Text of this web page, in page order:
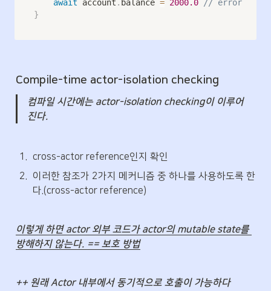
await account . balance = 2000.0 // error
}
Compile-time actor-isolation checking
컴파일 시간에는 actor-isolation checking이 이루어
진다.
1 . cross-actor reference인지 확인
2.
이러한 참조가 2가지 메커니즘 중 하나를 사용하도록 한
다.(cross-actor reference)
이렇게 하면 actor 외부 코드가 actor의 mutable state를
방해하지 않는다. == 보호 방법
++ 원래 Actor 내부에서 동기적으로 호출이 가능하다